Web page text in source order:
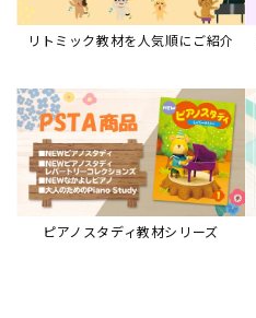
リトミック教材を人気順にご紹介
ピアノスタディ教材シリーズ